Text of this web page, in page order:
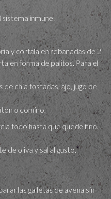
sistema inmune.
y córtala en rebanadas de 2
en forma de palitos. Para el
de chía tostadas, ajo, jugo de
o comino.
todo hasta que quede fino.
de oliva y sal al gusto.
las galletas de avena sin